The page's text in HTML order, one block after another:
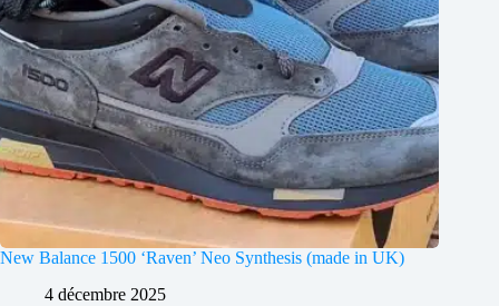
New Balance 1500 ‘Raven’ Neo Synthesis (made in UK)
4 décembre 2025